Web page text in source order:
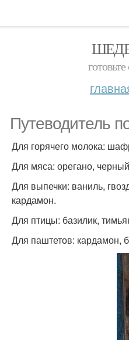
Путеводитель
Для горячего молока:
Для мяса: орегано,
Для выпечки: ваниль,
кардамон.
Для птицы: базилик,
Для паштетов: кардамон,